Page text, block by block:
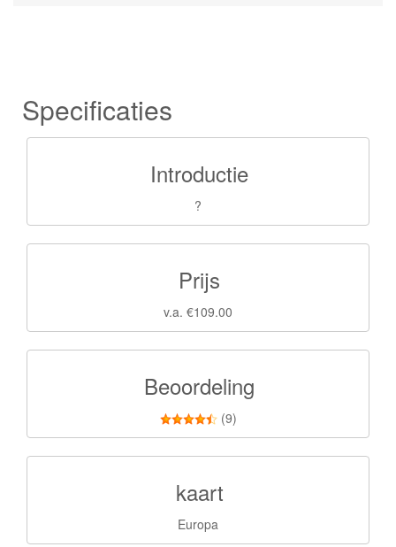
Specificaties
Introductie
?
Prijs
v.a. €109.00
Beoordeling
(9)
kaart
Europa